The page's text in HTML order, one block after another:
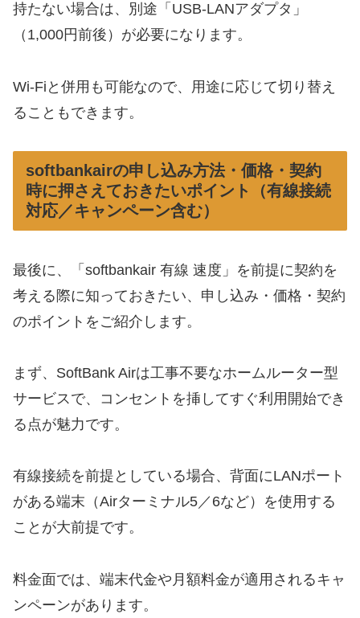
持たない場合は、別途「USB-LANアダプタ」
（1,000円前後）が必要になります。
Wi-Fiと併用も可能なので、用途に応じて切り替え
ることもできます。
softbankairの申し込み方法・価格・契約
時に押さえておきたいポイント（有線接続
対応／キャンペーン含む）
最後に、「softbankair 有線 速度」を前提に契約を
考える際に知っておきたい、申し込み・価格・契約
のポイントをご紹介します。
まず、SoftBank Airは工事不要なホームルーター型
サービスで、コンセントを挿してすぐ利用開始でき
る点が魅力です。
有線接続を前提としている場合、背面にLANポート
がある端末（Airターミナル5／6など）を使用する
ことが大前提です。
料金面では、端末代金や月額料金が適用されるキャ
ンペーンがあります。